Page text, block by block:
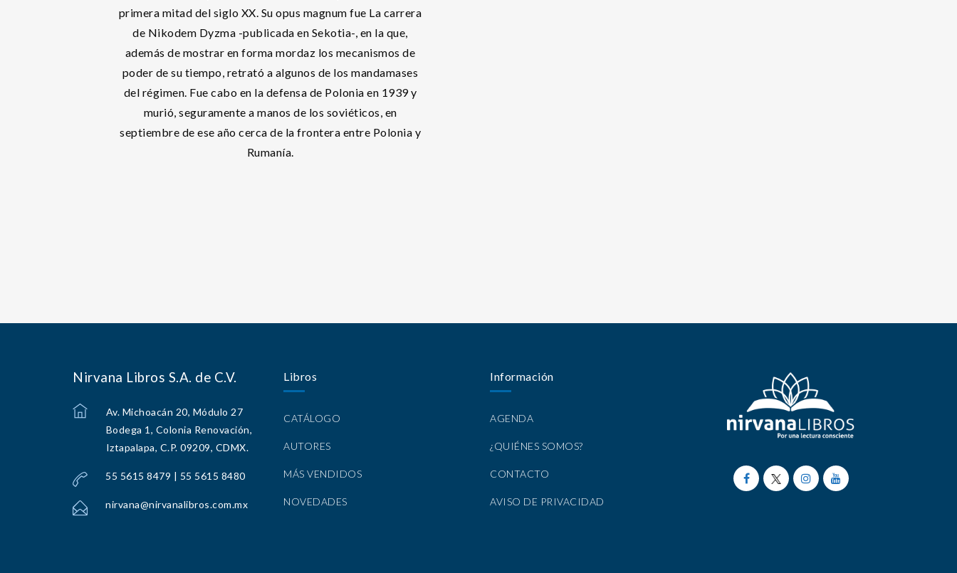
primera mitad del siglo XX. Su opus magnum fue La carrera
de Nikodem Dyzma -publicada en Sekotia-, en la que,
además de mostrar en forma mordaz los mecanismos de
poder de su tiempo, retrató a algunos de los mandamases
del régimen. Fue cabo en la defensa de Polonia en 1939 y
murió, seguramente a manos de los soviéticos, en
septiembre de ese año cerca de la frontera entre Polonia y
Rumanía.
Nirvana Libros S.A. de C.V.
Av. Michoacán 20, Módulo 27
Bodega 1, Colonia Renovación,
Iztapalapa, C.P. 09209, CDMX.
55 5615 8479 | 55 5615 8480
nirvana@nirvanalibros.com.mx
Libros
CATÁLOGO
AUTORES
MÁS VENDIDOS
NOVEDADES
Información
AGENDA
¿QUIÉNES SOMOS?
CONTACTO
AVISO DE PRIVACIDAD